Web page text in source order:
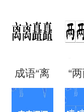
是什么
思
成语“离 “